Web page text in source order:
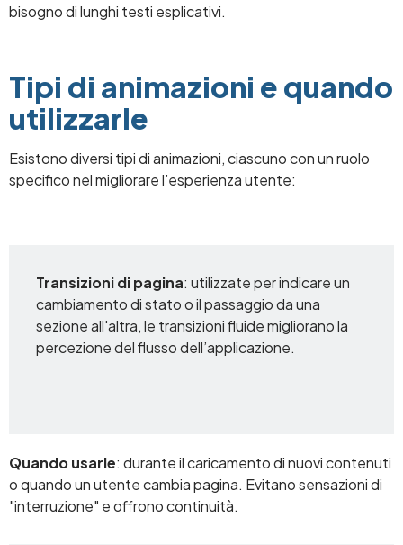
bisogno di lunghi testi esplicativi.
Tipi di animazioni e quando
utilizzarle
Esistono diversi tipi di animazioni, ciascuno con un ruolo
specifico nel migliorare l’esperienza utente:
Transizioni di pagina: utilizzate per indicare un
cambiamento di stato o il passaggio da una
sezione all'altra, le transizioni fluide migliorano la
percezione del flusso dell’applicazione.
Quando usarle: durante il caricamento di nuovi contenuti
o quando un utente cambia pagina. Evitano sensazioni di
"interruzione" e offrono continuità.